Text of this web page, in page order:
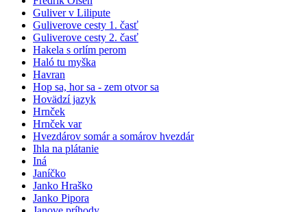
Guliver v Lilipute
Guliverove cesty 1. časť
Guliverove cesty 2. časť
Hakela s orlím perom
Haló tu myška
Havran
Hop sa, hor sa - zem otvor sa
Hovädzí jazyk
Hrnček
Hrnček var
Hvezdárov somár a somárov hvezdár
Ihla na plátanie
Iná
Janíčko
Janko Hraško
Janko Pipora